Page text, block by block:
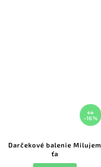
€6
–16 %
Darčekové balenie Milujem
ťa